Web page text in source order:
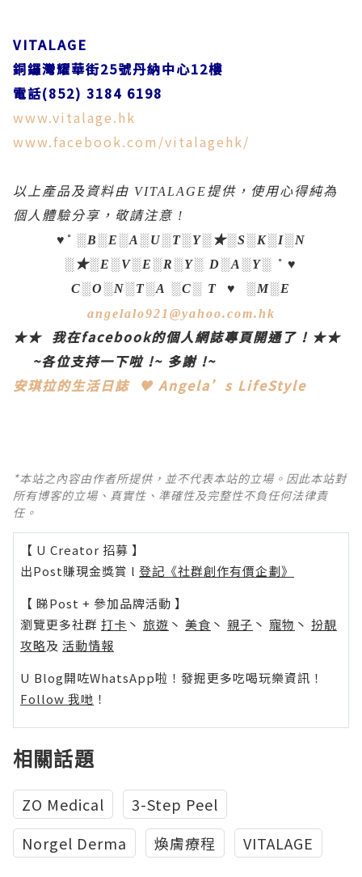
VITALAGE
銅鑼灣耀華街25號丹納中心12樓
電話(852) 3184 6198
www.vitalage.hk
www.facebook.com/vitalagehk/
以上產品及資料由 VITALAGE提供，使用心得純為
個人體驗分享，敬請注意 !
♥˚ ░B░E░A░U░T░Y░★░S░K░I░N
░★░E░V░E░R░Y░ D░A░Y░ ˚ ♥
C░O ░N░T░A ░C░ T ♥ ░M░E
angelalo921@yahoo.com.hk
★★ 我在facebook的個人網誌專頁開通了 ! ★★
~各位支持一下啦!~ 多謝!~
安琪拉的生活日誌
♥ Angela’s LifeStyle
*本站之內容由作者所提供，並不代表本站的立場。因此本站對
所有博客的立場、真實性、準確性及完整性不負任何法律責
任。
【 U Creator 招募 】
出Post賺現金獎賞 l 登記《社群創作有價企劃》
【 睇Post + 參加品牌活動 】
瀏覽更多社群 打卡 丶 旅遊 丶 美食 丶 親子 丶 寵物 丶 扮靚
攻略及 活動情報
U Blog開咗WhatsApp啦！發掘更多吃喝玩樂資訊！
Follow 我哋 ！
相關話題
ZO Medical
3-Step Peel
Norgel Derma
煥膚療程 VITALAGE